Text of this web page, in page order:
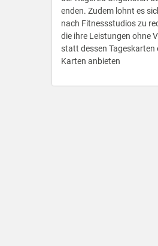
enden. Zudem lohnt es
nach Fitnessstudios zu
die ihre Leistungen ohne
statt dessen Tageskarten
Karten anbieten